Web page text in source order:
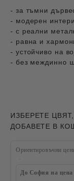
- за тъмни
- модерен
- с реални
- равна и
- устойчиво на
- без междинно
ИЗБЕРЕТЕ
ДОБАВЕТЕ В
Ориентировъчни
До София на цена